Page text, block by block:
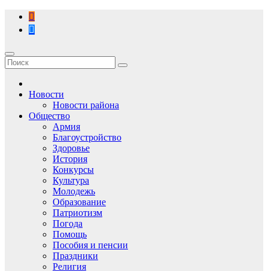
Перейти
содержимому
Новости
Новости района
Общество
Армия
Благоустройство
Здоровье
История
Конкурсы
Культура
Молодежь
Образование
Патриотизм
Погода
Помощь
Пособия и пенсии
Праздники
Религия